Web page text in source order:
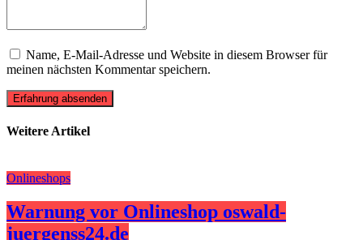
Name, E-Mail-Adresse und Website in diesem Browser für
meinen nächsten Kommentar speichern.
Erfahrung absenden
Weitere Artikel
Onlineshops
Warnung vor Onlineshop oswald-
juergenss24.de